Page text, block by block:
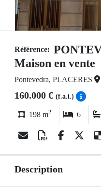
Référence:
Maison en vente
Pontevedra, PLACERES
160.000 € (f.a.i.)
198 m2 6
Description